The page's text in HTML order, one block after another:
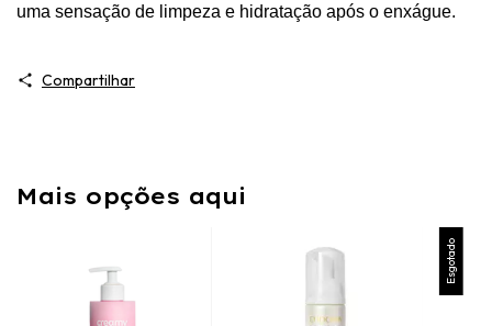
uma sensação de limpeza e hidratação após o enxágue.
Compartilhar
Mais opções aqui
Esgotado